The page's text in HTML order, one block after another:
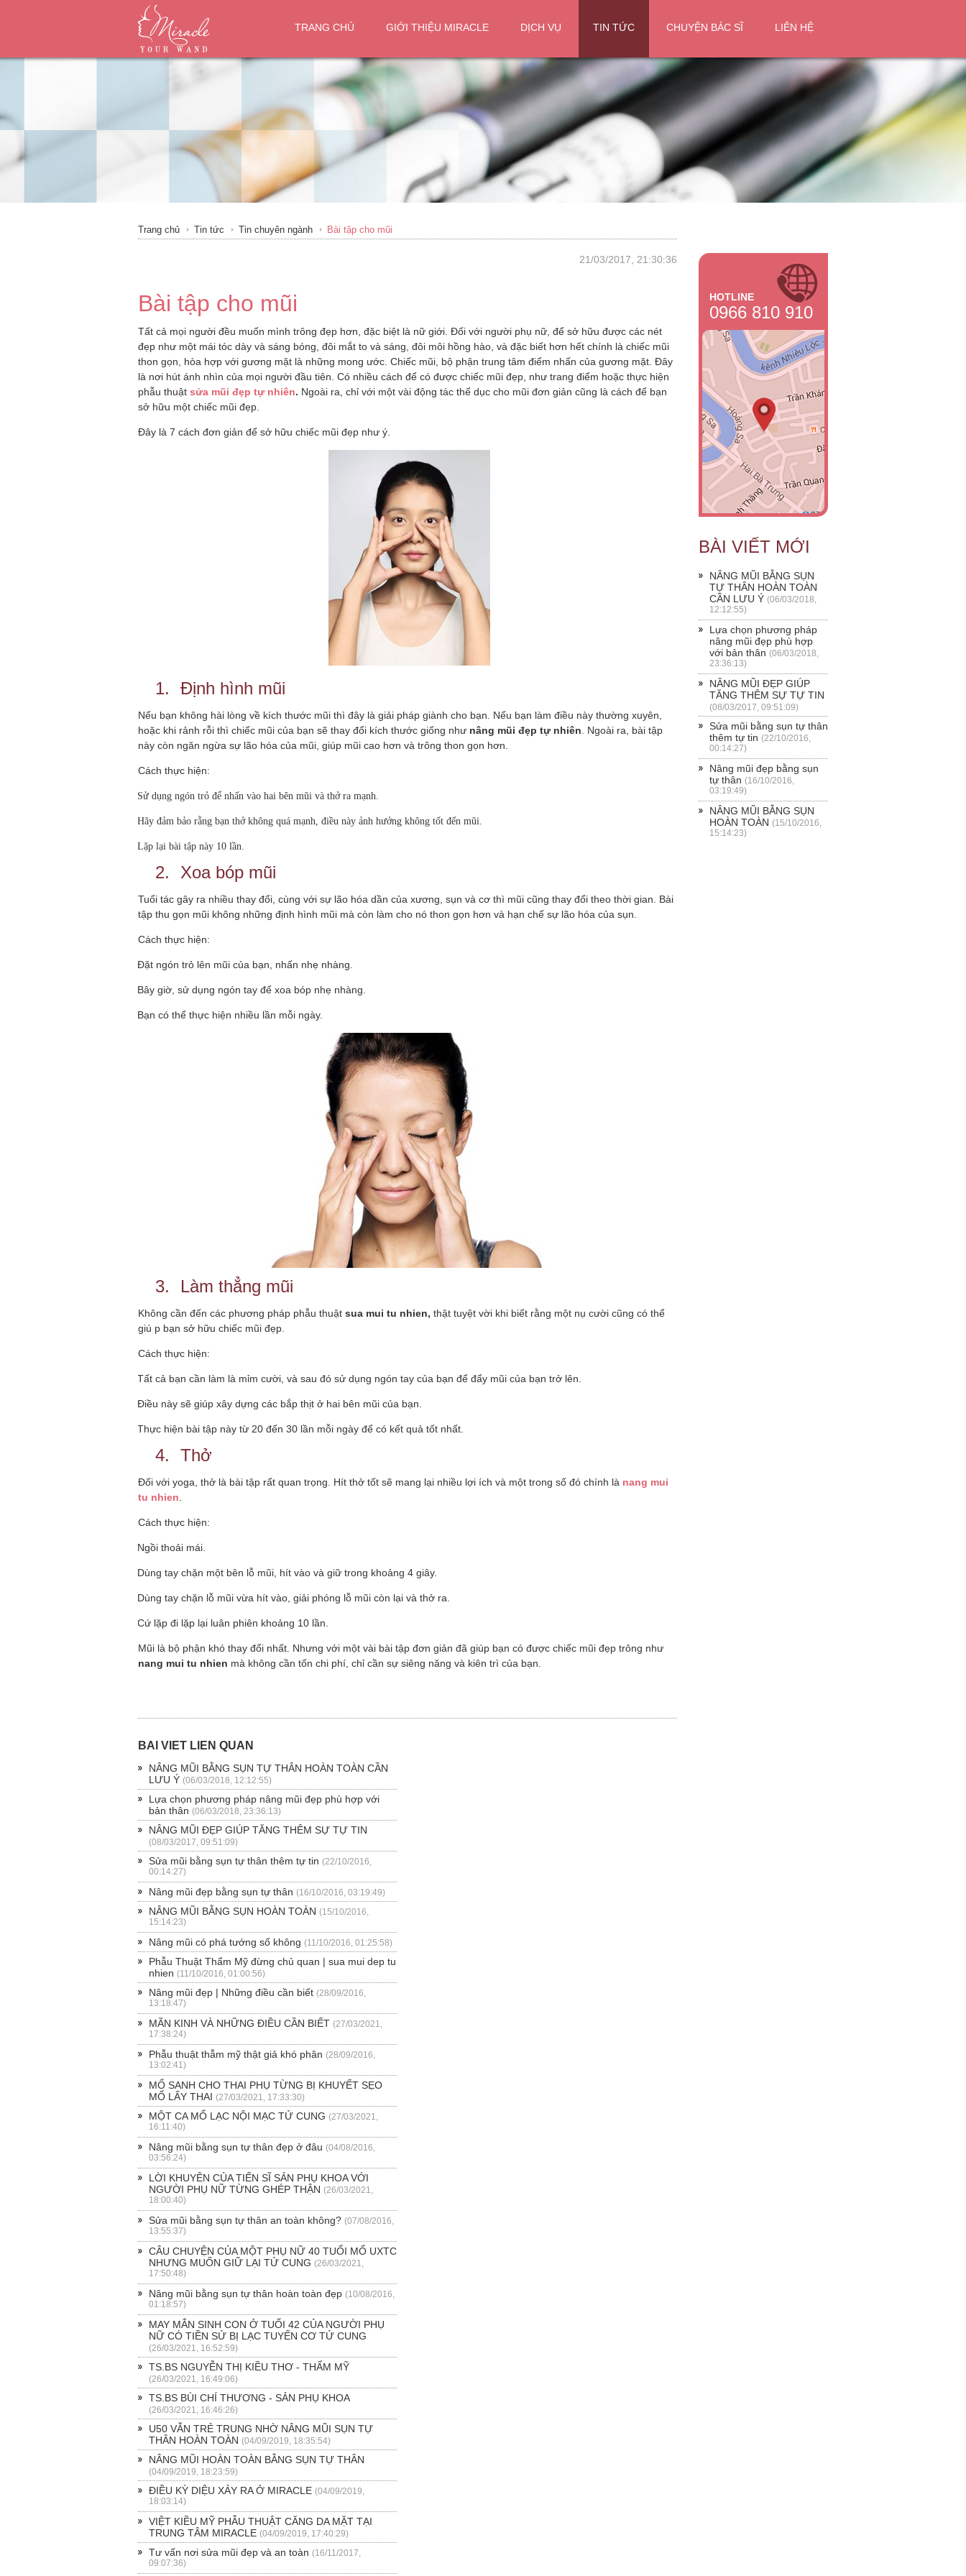
TRANG CHỦ GIỚI THIỆU MIRACLE DỊCH VỤ TIN TỨC CHUYỆN BÁC SĨ LIÊN HỆ
Trang chủ Tin tức Tin chuyên ngành Bài tập cho mũi
21/03/2017, 21:30:36
Bài tập cho mũi
Tất cả mọi người đều muốn mình trông đẹp hơn, đặc biệt là nữ giới. Đối với người phụ nữ, để sở hữu được các nét
đẹp như một mái tóc dày và sáng bóng, đôi mắt to và sáng, đôi môi hồng hào, và đặc biết hơn hết chính là chiếc mũi
thon gọn, hòa hợp với gương mặt là những mong ước. Chiếc mũi, bộ phận trung tâm điểm nhấn của gương mặt. Đây
là nơi hút ánh nhìn của mọi người đầu tiên. Có nhiều cách để có được chiếc mũi đẹp, như trang điểm hoặc thực hiện
phẫu thuật sửa mũi đẹp tự nhiên. Ngoài ra, chỉ với một vài động tác thể dục cho mũi đơn giản cũng là cách để bạn
sở hữu một chiếc mũi đẹp.
Đây là 7 cách đơn giản để sở hữu chiếc mũi đẹp như ý.
1. Định hình mũi
Nếu bạn không hài lòng về kích thước mũi thì đây là giải pháp giành cho bạn. Nếu bạn làm điều này thường xuyên,
hoặc khi rảnh rỗi thì chiếc mũi của bạn sẽ thay đổi kích thước giống như nâng mũi đẹp tự nhiên . Ngoài ra, bài tập
này còn ngăn ngừa sự lão hóa của mũi, giúp mũi cao hơn và trông thon gọn hơn.
Cách thực hiện:
Sử dụng ngón trỏ để nhấn vào hai bên mũi và thở ra mạnh.
Hãy đảm bảo rằng bạn thở không quá mạnh, điều này ảnh hưởng không tốt đến mũi.
Lặp lại bài tập này 10 lần.
2. Xoa bóp mũi
Tuổi tác gây ra nhiều thay đổi, cùng với sự lão hóa dần của xương, sụn và cơ thì mũi cũng thay đổi theo thời gian. Bài
tập thu gọn mũi không những định hình mũi mà còn làm cho nó thon gọn hơn và hạn chế sự lão hóa của sụn.
Cách thực hiện:
Đặt ngón trỏ lên mũi của bạn, nhấn nhẹ nhàng.
Bây giờ, sử dụng ngón tay để xoa bóp nhẹ nhàng.
Bạn có thể thực hiện nhiều lần mỗi ngày.
3. Làm thẳng mũi
Không cần đến các phương pháp phẫu thuật sua mui tu nhien, thật tuyệt vời khi biết rằng một nụ cười cũng có thể
giú p bạn sở hữu chiếc mũi đẹp.
Cách thực hiện:
Tất cả bạn cần làm là mỉm cười, và sau đó sử dụng ngón tay của bạn để đẩy mũi của bạn trở lên.
Điều này sẽ giúp xây dựng các bắp thịt ở hai bên mũi của bạn.
Thực hiện bài tập này từ 20 đến 30 lần mỗi ngày để có kết quả tốt nhất.
4. Thở
Đối với yoga, thở là bài tập rất quan trọng. Hít thở tốt sẽ mang lại nhiều lợi ích và một trong số đó chính là nang mui
tu nhien
Cách thực hiện:
Ngồi thoải mái.
Dùng tay chặn một bên lỗ mũi, hít vào và giữ trong khoảng 4 giây.
Dùng tay chặn lỗ mũi vừa hít vào, giải phóng lỗ mũi còn lại và thở ra.
Cứ lặp đi lặp lại luân phiên khoảng 10 lần.
Mũi là bộ phận khó thay đổi nhất. Nhưng với một vài bài tập đơn giản đã giúp bạn có được chiếc mũi đẹp trông như
nang mui tu nhien mà không cần tốn chi phí, chỉ cần sự siêng năng và kiên trì của bạn.
BÀI VIẾT LIÊN QUAN
NÂNG MŨI BẰNG SỤN TỰ THÂN HOÀN TOÀN CẦN
LƯU Ý (06/03/2018, 12:12:55)
Lựa chọn phương pháp nâng mũi đẹp phù hợp với
bản thân (06/03/2018, 23:36:13)
NÂNG MŨI ĐẸP GIÚP TĂNG THÊM SỰ TỰ TIN
(08/03/2017, 09:51:09)
Sửa mũi bằng sụn tự thân thêm tự tin (22/10/2016,
00:14:27)
Nâng mũi đẹp bằng sụn tự thân (16/10/2016, 03:19:49)
NÂNG MŨI BẰNG SỤN HOÀN TOÀN (15/10/2016,
15:14:23)
Nâng mũi có phá tướng số không (11/10/2016, 01:25:58)
Phẫu Thuật Thẩm Mỹ đừng chủ quan | sua mui dep tu
nhien (11/10/2016, 01:00:56)
Nâng mũi đẹp | Những điều cần biết (28/09/2016,
13:18:47)
MÃN KINH VÀ NHỮNG ĐIỀU CẦN BIẾT (27/03/2021,
17:38:24)
Phẫu thuật thẫm mỹ thật giả khó phân (28/09/2016,
13:02:41)
MỔ SANH CHO THAI PHỤ TỪNG BỊ KHUYẾT SẸO
MỔ LẤY THAI (27/03/2021, 17:33:30)
MỘT CA MỔ LẠC NỘI MẠC TỬ CUNG (27/03/2021,
16:11:40)
Nâng mũi bằng sụn tự thân đẹp ở đâu (04/08/2016,
03:56:24)
LỜI KHUYÊN CỦA TIẾN SĨ SẢN PHỤ KHOA VỚI
NGƯỜI PHỤ NỮ TỪNG GHÉP THẬN (26/03/2021,
18:00:40)
Sửa mũi bằng sụn tự thân an toàn không? (07/08/2016,
13:55:37)
CÂU CHUYỆN CỦA MỘT PHỤ NỮ 40 TUỔI MỔ UXTC
NHƯNG MUỐN GIỮ LẠI TỬ CUNG (26/03/2021,
17:50:48)
Nâng mũi bằng sụn tự thân hoàn toàn đẹp (10/08/2016,
01:18:57)
MAY MẮN SINH CON Ở TUỔI 42 CỦA NGƯỜI PHỤ
NỮ CÓ TIỀN SỬ BỊ LẠC TUYẾN CƠ TỬ CUNG
(26/03/2021, 16:52:59)
TS.BS NGUYỄN THỊ KIỀU THƠ - THẨM MỸ
(26/03/2021, 16:49:06)
TS.BS BÙI CHÍ THƯƠNG - SẢN PHỤ KHOA
(26/03/2021, 16:46:26)
U50 VẪN TRẺ TRUNG NHỜ NÂNG MŨI SỤN TỰ
THÂN HOÀN TOÀN (04/09/2019, 18:35:54)
NÂNG MŨI HOÀN TOÀN BẰNG SỤN TỰ THÂN
(04/09/2019, 18:23:59)
ĐIỀU KỲ DIỆU XẢY RA Ở MIRACLE (04/09/2019,
18:03:14)
VIỆT KIỀU MỸ PHẪU THUẬT CĂNG DA MẶT TẠI
TRUNG TÂM MIRACLE (04/09/2019, 17:40:29)
Tư vấn nơi sửa mũi đẹp và an toàn (16/11/2017,
09:07:36)
HOTLINE
0966 810 910
BÀI VIẾT MỚI
NÂNG MŨI BẰNG SỤN
TỰ THÂN HOÀN TOÀN
CẦN LƯU Ý (06/03/2018,
12:12:55)
Lựa chọn phương pháp
nâng mũi đẹp phù hợp
với bản thân (06/03/2018,
23:36:13)
NÂNG MŨI ĐẸP GIÚP
TĂNG THÊM SỰ TỰ TIN
(08/03/2017, 09:51:09)
Sửa mũi bằng sụn tự thân
thêm tự tin (22/10/2016,
00:14:27)
Nâng mũi đẹp bằng sụn
tự thân (16/10/2016,
03:19:49)
NÂNG MŨI BẰNG SỤN
HOÀN TOÀN (15/10/2016,
15:14:23)